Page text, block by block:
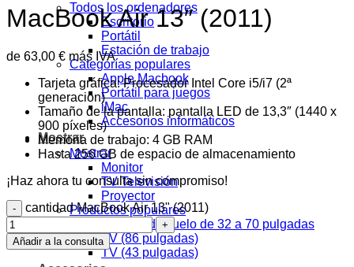
Todos los ordenadores
Escritorio
Portátil
Estación de trabajo
Categorías populares
Apple Macbook
Portátil para juegos
iMac
Accesorios informáticos
Mostrar
Mostrar
Monitor
TV Televisión
Proyector
Productos populares
Soporte de suelo de 32 a 70 pulgadas
TV (86 pulgadas)
TV (43 pulgadas)
MacBook Air 13″ (2011)
de 63,00 € más IVA
Tarjeta gráfica: Procesador Intel Core i5/i7 (2ª
generación)
Tamaño de la pantalla: pantalla LED de 13,3″ (1440 x
900 píxeles)
Memoria de trabajo: 4 GB RAM
Hasta 256 GB de espacio de almacenamiento
¡Haz ahora tu consulta sin compromiso!
cantidad MacBook Air 13" (2011)
Añadir a la consulta